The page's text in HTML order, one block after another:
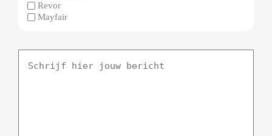
Revor
Mayfair
hier